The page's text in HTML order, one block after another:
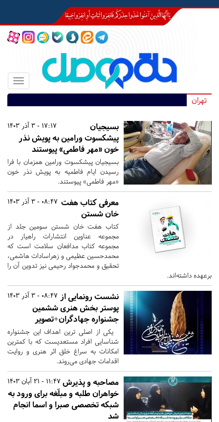
Toggle
تهران
17:17 - 3 آذر 1403
بسیجیان
پیشکسوت ورامین به پویش نذر
خون «مهر فاطمی» پیوستند
بسیجیان پیشکسوت ورامین همزمان با فرا
رسیدن ایام فاطمیه به پویش نذر خون
«مهر فاطمی» پیوستند.
08:47 - 3 آذر 1403 معرفی کتاب هفت
خان شستن
کتاب هفت خان شستن سومین جلد از
مجموعه عناوین انتشارات راهیار در
مجموعه کتاب مدافعان سلامت است که
محمدحسین عظیمی و زهراسادات هاشمی،
تحقیق و محمدجواد رحیمی نیز تدوین آن را
برعهده داشته‌اند.
08:47 - 3 آذر 1403 نشست رونمایی از
پوستر بخش هنری ششمین
جشنواره جهادگران+تصویر
یکی از اصلی ترین اهداف این جشنواره
شناسایی افراد مستعدیست که با کمترین
امکانات به سراغ خلق اثر هنری و روایت
اقدامات جهادی می‌روند.
11:47 - 21 آبان 1403 مصاحبه‌ و پذیرش
خواهران طلبه و مبلّغه برای ورود به
شبکه تخصصی صبرا و اسما انجام
شد